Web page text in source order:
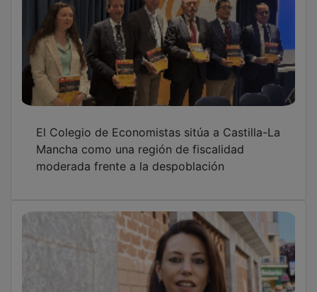
El Colegio de Economistas sitúa a Castilla-La
Mancha como una región de fiscalidad
moderada frente a la despoblación